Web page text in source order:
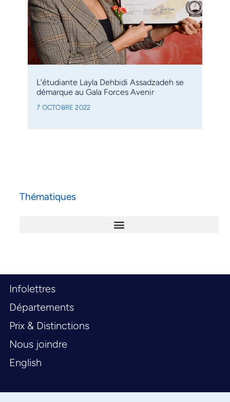
L’étudiante Layla Dehbidi Assadzadeh se
démarque au Gala Forces Avenir
7 OCTOBRE 2022
Thématiques
Infolettres
Départements
Prix & Distinctions
Nous joindre
English